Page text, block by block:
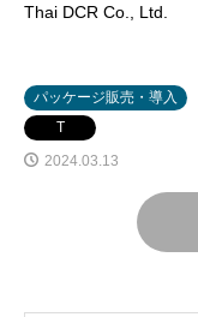
Thai DCR Co., Ltd.
パッケージ販売・導入
T
2024.03.13